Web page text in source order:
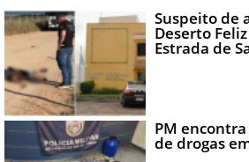
Suspeito de
Deserto
Estrada de
PM
de drogas